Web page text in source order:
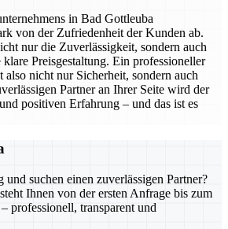
in Bad Gottleuba
von der Zufriedenheit der Kunden ab.
nur die Zuverlässigkeit, sondern auch
Preisgestaltung. Ein professioneller
also nicht nur Sicherheit, sondern auch
Partner an Ihrer Seite wird der
positiven Erfahrung – und das ist es
und suchen einen zuverlässigen Partner?
Ihnen von der ersten Anfrage bis zum
professionell, transparent und